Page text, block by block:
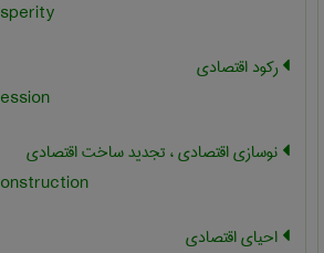
رکود اقتصادی
نوسازی اقتصادی ، تجدید ساخت اقتصادی
احیای اقتصادی